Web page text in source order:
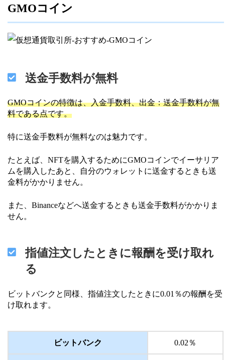
GMOコイン
送金手数料が無料
GMOコインの特徴は、入金手数料、出金：送金手数料が無
料である点です。
特に送金手数料が無料なのは魅力です。
たとえば、NFTを購入するためにGMOコインでイーサリア
ムを購入したあと、自分のウォレットに送金するときも送
金料がかかりません。
また、Binanceなどへ送金するときも送金手数料がかかりま
せん。
指値注文したときに報酬を受け取れ
る
ビットバンクと同様、指値注文したときに0.01％の報酬を受
け取れます。
ビットバンク 0.02％